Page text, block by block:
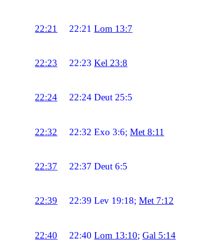
22:21 22:21Lom 13:7
22:23 22:23Kel 23:8
22:24 22:24Deut 25:5
22:32 22:32Exo 3:6;Met 8:11
22:37 22:37Deut 6:5
22:39 22:39Lev 19:18;Met 7:12
22:40 22:40Lom 13:10;Gal 5:14